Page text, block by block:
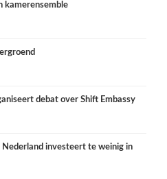
kamerensemble
debat over Shift Embassy
Nederland investeert te weinig in